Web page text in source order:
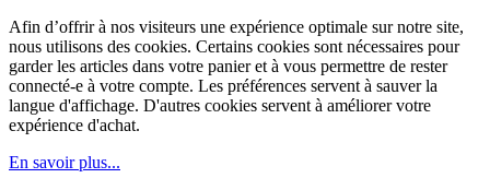
Afin d’offrir à nos visiteurs une expérience optimale sur notre site,
nous utilisons des cookies. Certains cookies sont nécessaires pour
garder les articles dans votre panier et à vous permettre de rester
connecté-e à votre compte. Les préférences servent à sauver la
langue d'affichage. D'autres cookies servent à améliorer votre
expérience d'achat.
En savoir plus...